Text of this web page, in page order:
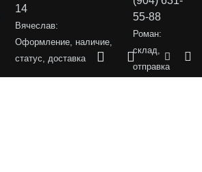
14
Вячеслав:
Оформление, наличие,
статус, доставка
55-88
Роман:
склад,
отправка